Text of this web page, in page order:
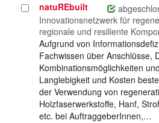
Projekt
auswählen
natuREbuilt
Innovationsnetzwerk für
regionale und resiliente
Aufgrund von
Fachwissen über Anschlüsse,
Kombinationsmöglichkeiten
Langlebigkeit und Kosten
der Verwendung von
Holzfaserwerkstoffe, Hanf,
etc. bei AuftraggeberInnen,…